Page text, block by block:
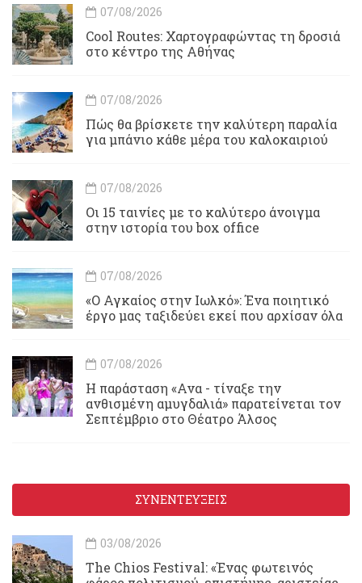
07/08/2026
Cool Routes: Χαρτογραφώντας τη δροσιά
στο κέντρο της Αθήνας
07/08/2026
Πώς θα βρίσκετε την καλύτερη παραλία
για μπάνιο κάθε μέρα του καλοκαιριού
07/08/2026
Οι 15 ταινίες με το καλύτερο άνοιγμα
στην ιστορία του box office
07/08/2026
«Ο Αγκαίος στην Ιωλκό»: Ένα ποιητικό
έργο μας ταξιδεύει εκεί που αρχίσαν όλα
07/08/2026
Η παράσταση «Ανα - τίναξε την
ανθισμένη αμυγδαλιά» παρατείνεται τον
Σεπτέμβριο στο Θέατρο Άλσος
ΣΥΝΕΝΤΕΥΞΕΙΣ
03/08/2026
Τhe Chios Festival: «Ένας φωτεινός